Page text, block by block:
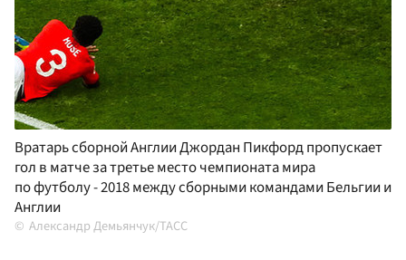
Вратарь сборной Англии Джордан Пикфорд пропускает
гол в матче за третье место чемпионата мира
по футболу - 2018 между сборными командами Бельгии и
Англии
Александр Демьянчук/ТАСС